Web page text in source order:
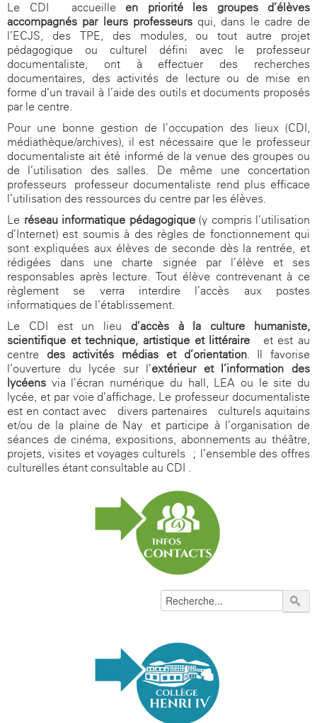
Le CDI accueille en priorité
les groupes d’élèves
accompagnés par leurs professeursqui, dans le cadre de
l’ECJS, des TPE, des modules, ou tout autre projet
pédagogique ou culturel défini avec le professeur
documentaliste, ont à effectuer des recherches
documentaires, des activités de lecture ou de mise en
forme d’un travail à l’aide des outils et documents proposés
par le centre.
Pour une bonne gestion de l’occupation des lieux (CDI,
médiathèque/archives), il est nécessaire que le professeur
documentaliste ait été informé de la venue des groupes ou
de l’utilisation des salles. De même une concertation
professeurs- professeur documentaliste rend plus efficace
l’utilisation des ressources du centre par les élèves.
Le réseau informatique pédagogique(y compris l’utilisation
d’Internet) est soumis à des règles de fonctionnement qui
sont expliquées aux élèves de seconde dès la rentrée, et
rédigées dans une charte signée par l’élève et ses
responsables après lecture. Tout élève contrevenant à ce
règlement se verra interdire l’accès aux postes
informatiques de l’établissement.
Le CDI est un lieu d’accès à la culture humaniste,
scientifique et technique, artistique et littéraire et est au
centre des activités médias et d’orientation. Il favorise
l’ouverture du lycée sur l’extérieur et l’information des
lycéens via l’écran numérique du hall, LEA ou le site du
lycée, et par voie d’affichage. Le professeur documentaliste
est en contact avec divers partenaires culturels aquitains
et/ou de la plaine de Nay et participe à l’organisation de
séances de cinéma, expositions, abonnements au théâtre,
projets, visites et voyages culturels ; l’ensemble des offres
culturelles étant consultable au CDI .